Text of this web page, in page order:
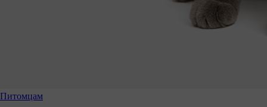
Питомцам